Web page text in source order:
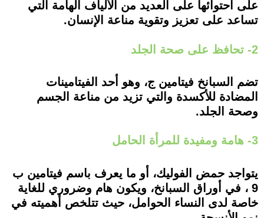
على احتوائها على العديد من الألياف الهامة التي
تساعد على تعزيز وتقوية مناعة الإنسان.
2- تحافظ على صحة الجلد
تضم السبانخ فيتامين ج، وهو أحد الفيتامينات
المضادة للأكسدة والتي تزيد من مناعة الجسم
وصحة الجلد.
3- هامة ومفيدة للمرأة الحامل
يتواجد حمض الفوليك، أو ما يعرف باسم فيتامين ب
9 ، في أوراق السبانخ، ويكون هام وضروري للغاية
خاصة لدى النساء الحوامل، حيث تتلخص أهميته في